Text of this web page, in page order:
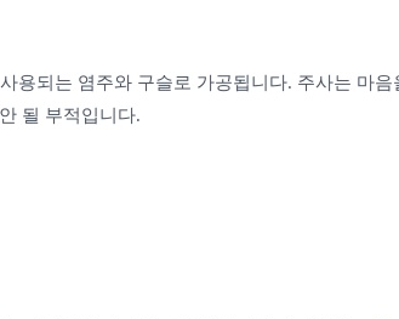
되는 염주와 구슬로 가공됩니다. 주사는 마음
될 부적입니다.